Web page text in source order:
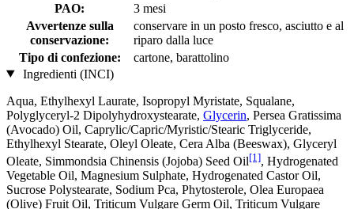
PAO:
3 mesi
Avvertenze sulla
conservazione:
conservare in un posto fresco, asciutto e al
riparo dalla luce
Tipo di confezione:
cartone, barattolino
Ingredienti (INCI)
Aqua, Ethylhexyl Laurate, Isopropyl Myristate, Squalane,
Polyglyceryl-2 Dipolyhydroxystearate, Glycerin, Persea Gratissima
(Avocado) Oil, Caprylic/Capric/Myristic/Stearic Triglyceride,
Ethylhexyl Stearate, Oleyl Oleate, Cera Alba (Beeswax), Glyceryl
Oleate, Simmondsia Chinensis (Jojoba) Seed Oil[1], Hydrogenated
Vegetable Oil, Magnesium Sulphate, Hydrogenated Castor Oil,
Sucrose Polystearate, Sodium Pca, Phytosterole, Olea Europaea
(Olive) Fruit Oil, Triticum Vulgare Germ Oil, Triticum Vulgare